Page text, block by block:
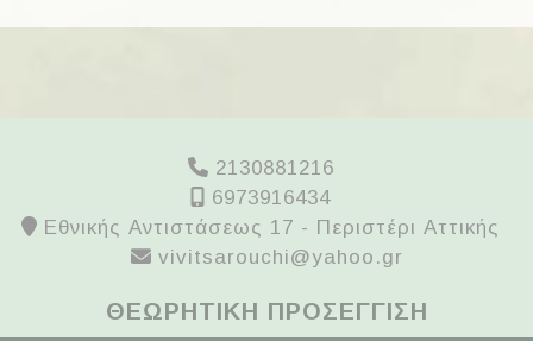
2130881216
6973916434
Εθνικής Αντιστάσεως 17 - Περιστέρι Αττικής
vivitsarouchi@yahoo.gr
ΘΕΩΡΗΤΙΚΗ ΠΡΟΣΕΓΓΙΣΗ